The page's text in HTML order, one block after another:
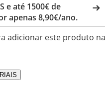
e até 1500€ de
apenas 8,90€/ano.
adicionar este produto na